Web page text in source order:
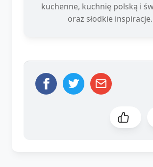
kuchenne, kuchnię polską i
oraz słodkie inspiracje.